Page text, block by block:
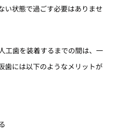
い状態で過ごす必要はありませ
工歯を装着するまでの間は、一
歯には以下のようなメリットが